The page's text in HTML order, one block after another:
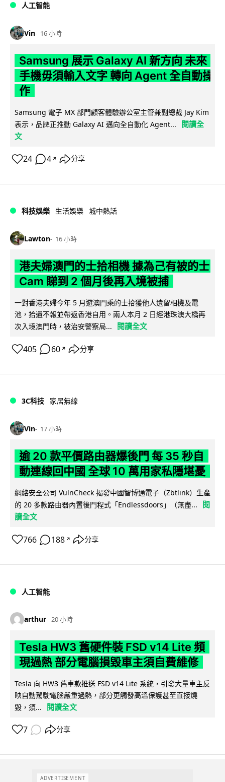
人工智能
Vin 16 小時
Samsung 展示 Galaxy AI 新方向 未來
手機毋須輸入文字 轉向 Agent 全自動操
作
Samsung 電子 MX 部門顧客體驗辦公室主管兼副總裁 Jay Kim
表示，品牌正推動 Galaxy AI 邁向全自動化 Agent...
閱讀全
文
24 4 ↗ 分享
科技娛樂 生活娛樂 城中熱話
Lawton 16 小時
港夫婦澳門的士拾相機 據為己有被的士
Cam 睇到 2 個月後再入境被捕
一對香港夫婦今年 5 月遊澳門乘的士拾獲他人遺留相機及電
池，拾遺不報並帶返香港自用。兩人本月 2 日經港珠澳大橋再
次入境澳門時，被治安警察局...
閱讀全文
405 60 ↗ 分享
3C科技 家居無線
Vin 17 小時
逾 20 款平價路由器爆後門 每 35 秒自
動連線回中國 全球 10 萬用家私隱堪憂
網絡安全公司 VulnCheck 揭發中國智博通電子（Zbtlink）生產
的 20 多款路由器內置後門程式「Endlessdoors」（無盡...
閱
讀全文
766 188 ↗ 分享
人工智能
arthur 20 小時
Tesla HW3 舊硬件裝 FSD v14 Lite 頻
現過熱 部分電腦損毀車主須自費維修
Tesla 向 HW3 舊車款推送 FSD v14 Lite 系統，引發大量車主反
映自動駕駛電腦嚴重過熱，部分更觸發高溫保護甚至直接燒
毀，須...
閱讀全文
7 分享
ADVERTISEMENT